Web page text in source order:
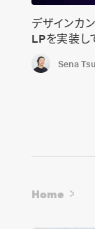
デザインカ
LPを実装し
Sena
Home